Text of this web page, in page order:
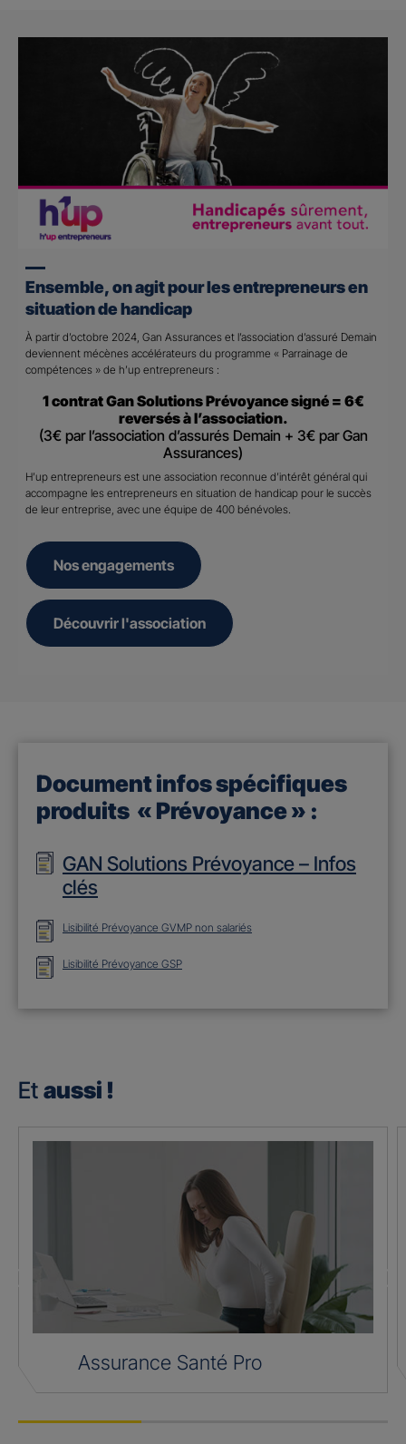
Ensemble, on agit pour les entrepreneurs en
situation de handicap
À partir d’octobre 2024, Gan Assurances et l’association d’assuré Demain
deviennent mécènes accélérateurs du programme « Parrainage de
compétences » de h’up entrepreneurs :
1 contrat Gan Solutions Prévoyance signé = 6€
reversés à l’association.
(3€ par l’association d’assurés Demain + 3€ par Gan
Assurances)
H’up entrepreneurs est une association reconnue d’intérêt général qui
accompagne les entrepreneurs en situation de handicap pour le succès
de leur entreprise, avec une équipe de 400 bénévoles.
Nos engagements
Découvrir l'association
Document infos spécifiques
produits « Prévoyance » :
GAN Solutions Prévoyance – Infos
clés
Lisibilité Prévoyance GVMP non salariés
Lisibilité Prévoyance GSP
Et aussi !
Assurance Santé Pro